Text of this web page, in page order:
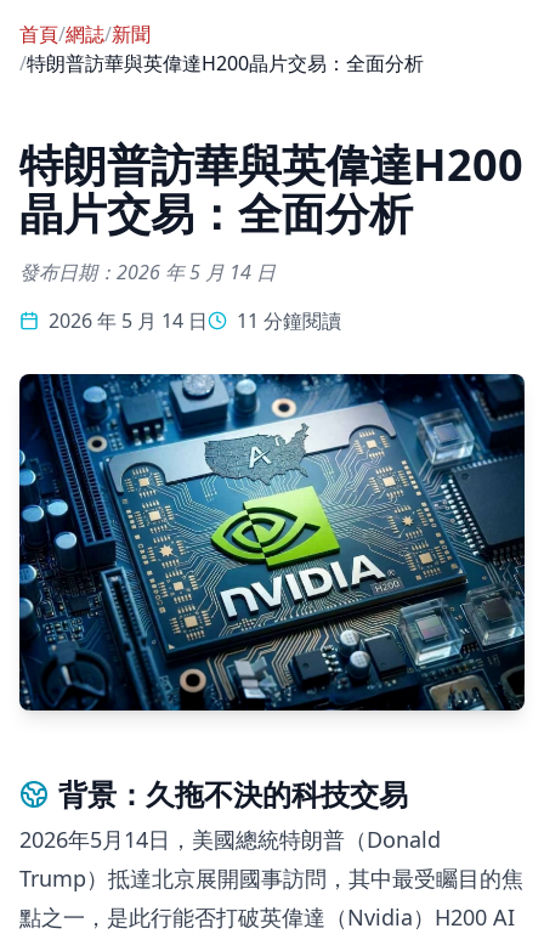
首頁/網誌/新聞
/特朗普訪華與英偉達H200晶片交易：全面分析
特朗普訪華與英偉達H200
晶片交易：全面分析
發布日期：2026 年 5 月 14 日
2026 年 5 月 14 日
11 分鐘閱讀
背景：久拖不決的科技交易
2026年5月14日，美國總統特朗普（Donald
Trump）抵達北京展開國事訪問，其中最受矚目的焦
點之一，是此行能否打破英偉達（Nvidia）H200 AI